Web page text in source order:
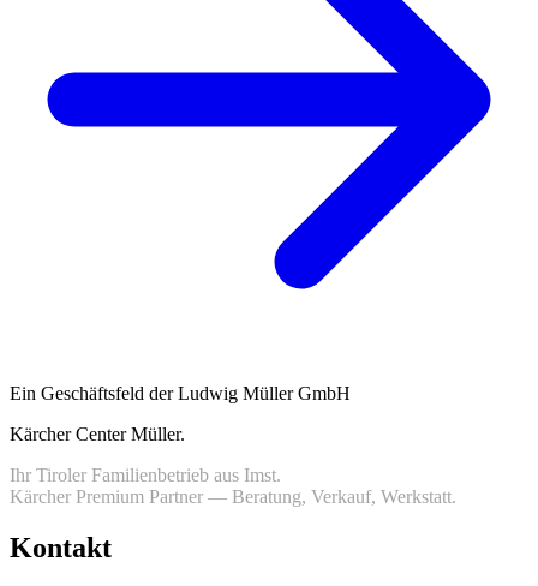
Ein Geschäftsfeld der Ludwig Müller GmbH
Kärcher Center Müller.
Ihr Tiroler Familienbetrieb aus Imst.
Kärcher Premium Partner — Beratung, Verkauf, Werkstatt.
Kontakt